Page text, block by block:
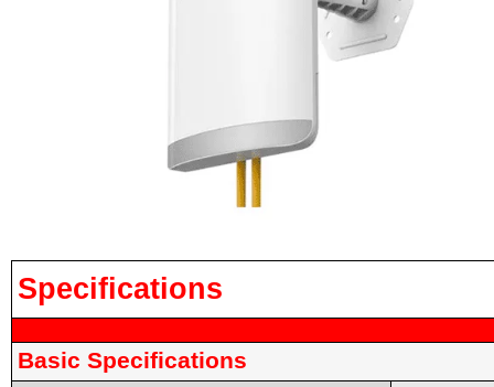
Specifications
Basic Specifications